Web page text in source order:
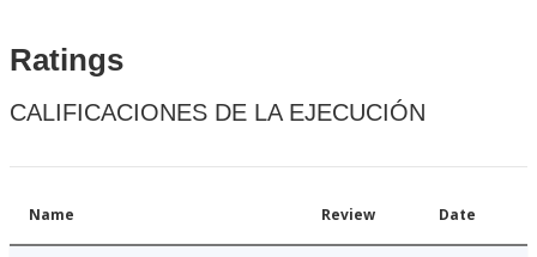
Ratings
CALIFICACIONES DE LA EJECUCIÓN
Name Review Date